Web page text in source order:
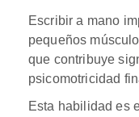
Escribir a mano
pequeños
que contribuye
psicomotricidad
Esta habilidad es